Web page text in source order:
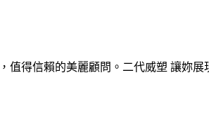
得信賴的美麗顧問。二代威塑 讓妳